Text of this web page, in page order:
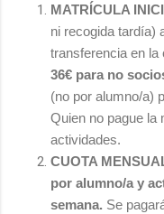
MATRÍCULA
ni recogida tardía)
transferencia en la
36€ para no
(no por alumno/a)
Quien no pague la
actividades.
CUOTA
por alumno/a y
semana. Se